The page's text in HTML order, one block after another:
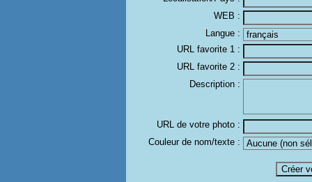
WEB :
Langue :
URL favorite 1 :
URL favorite 2 :
Description :
URL de votre photo :
Couleur de nom/texte :